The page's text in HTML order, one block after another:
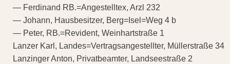
— Ferdinand RB.=Angestelltex, Arzl 232
— Johann, Hausbesitzer, Berg=Isel=Weg 4 b
— Peter, RB.=Revident, Weinhartstraße 1
Lanzer Karl, Landes=Vertragsangestellter, Müllerstraße 34
Lanzinger Anton, Privatbeamter, Landseestraße 2